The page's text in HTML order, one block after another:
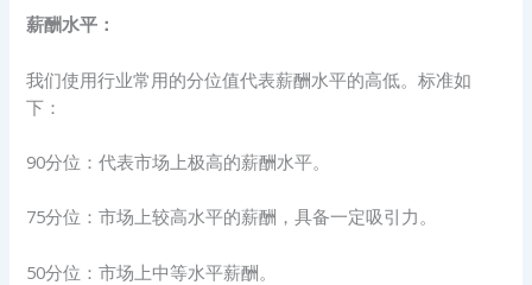
薪酬水平：
我们使用行业常用的分位值代表薪酬水平的高低。标准如
下：
90分位：代表市场上极高的薪酬水平。
75分位：市场上较高水平的薪酬，具备一定吸引力。
50分位：市场上中等水平薪酬。